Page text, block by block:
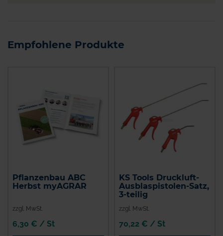
Empfohlene Produkte
Pflanzenbau ABC
Herbst myAGRAR
zzgl. MwSt.
6,30 € / St
KS Tools Druckluft-
Ausblaspistolen-Satz,
3-teilig
zzgl. MwSt.
70,22 € / St